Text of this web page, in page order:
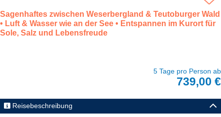
Sagenhaftes zwischen Weserbergland & Teutoburger Wald
• Luft & Wasser wie an der See • Entspannen im Kurort für
Sole, Salz und Lebensfreude
5 Tage pro Person ab
739,00 €
Reisebeschreibung